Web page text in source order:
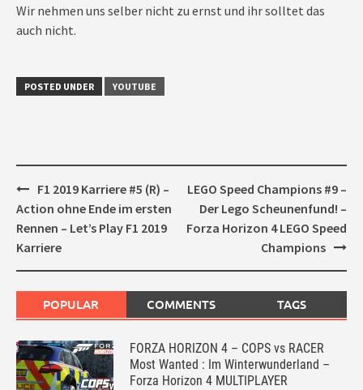
Wir nehmen uns selber nicht zu ernst und ihr solltet das
auch nicht.
POSTED UNDER YOUTUBE
Post
navigation
F1 2019 Karriere #5 (R) –
Action ohne Ende im ersten
Rennen – Let’s Play F1 2019
Karriere
LEGO Speed Champions #9 –
Der Lego Scheunenfund! –
Forza Horizon 4 LEGO Speed
Champions
POPULAR COMMENTS TAGS
FORZA HORIZON 4 – COPS vs RACER
Most Wanted : Im Winterwunderland –
Forza Horizon 4 MULTIPLAYER